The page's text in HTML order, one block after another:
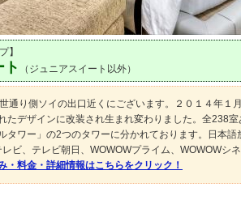
】
（ジュニアスイート以外）
通り側ソイの出口近くにございます。２０１４年１
たデザインに改装され生まれ変わりました。全238
タワー」の2つのタワーに分かれております。日本語
ビ、テレビ朝日、WOWOWプライム、WOWOWシ
・料金・詳細情報はこちらをクリック！